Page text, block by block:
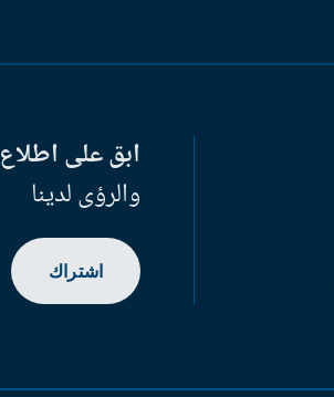
ابق على اطلاع
والرؤى لدينا
اشتراك